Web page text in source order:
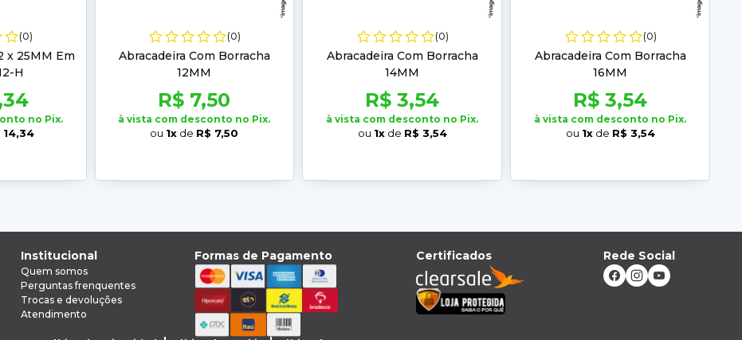
(0)
x 25MM Em
H
no Pix.
14,34
(0)
Abracadeira Com Borracha
12MM
R$ 7,50
à vista com desconto no Pix.
ou 1x de R$ 7,50
(0)
Abracadeira Com Borracha
14MM
R$ 3,54
à vista com desconto no Pix.
ou 1xde R$ 3,54
(0)
Abracadeira Com Borracha
16MM
R$ 3,54
à vista com desconto no Pix.
ou 1xde R$ 3,54
Institucional
Quem somos
Perguntas frenquentes
Trocas e devoluções
Atendimento
Formas de Pagamento Certificados Rede Social